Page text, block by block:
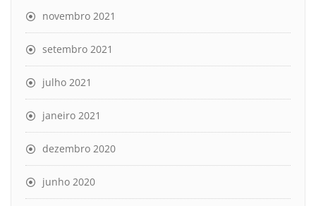
novembro 2021
setembro 2021
julho 2021
janeiro 2021
dezembro 2020
junho 2020